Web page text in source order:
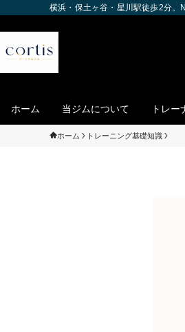
横浜・保土ヶ谷・星川駅徒歩2分。
ホーム 当ジムについて トレー
ホーム トレーニング基礎知識